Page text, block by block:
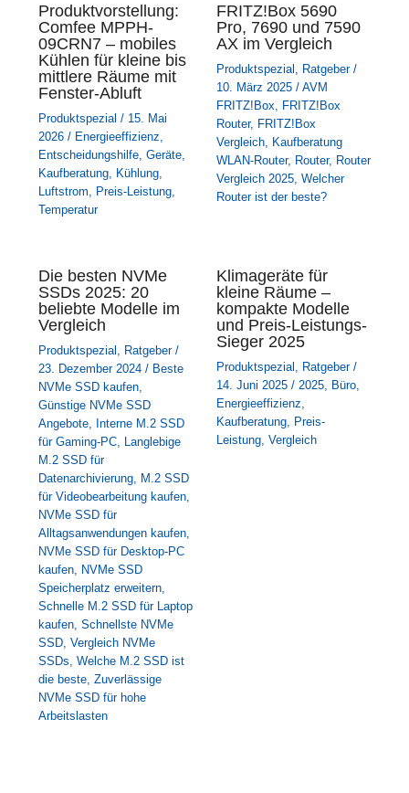
Produktvorstellung:
Comfee MPPH-
09CRN7 – mobiles
Kühlen für kleine bis
mittlere Räume mit
Fenster-Abluft
Produktspezial / 15. Mai
2026 / Energieeffizienz,
Entscheidungshilfe, Geräte,
Kaufberatung, Kühlung,
Luftstrom, Preis-Leistung,
Temperatur
FRITZ!Box 5690
Pro, 7690 und 7590
AX im Vergleich
Produktspezial , Ratgeber/
10. März 2025 / AVM
FRITZ!Box, FRITZ!Box
Router, FRITZ!Box
Vergleich, Kaufberatung
WLAN-Router, Router, Router
Vergleich 2025, Welcher
Router ist der beste?
Die besten NVMe
SSDs 2025: 20
beliebte Modelle im
Vergleich
Produktspezial Ratgeber/
23. Dezember 2024 / Beste
NVMe SSD kaufen,
Günstige NVMe SSD
Angebote,
Interne M.2 SSD
für Gaming-PC,
Langlebige
M.2 SSD für
Datenarchivierung,
M.2 SSD
für Videobearbeitung kaufen,
NVMe SSD für
Alltagsanwendungen kaufen,
NVMe SSD für Desktop-PC
kaufen,
NVMe SSD
Speicherplatz erweitern,
Schnelle M.2 SSD für Laptop
kaufen, Schnellste NVMe
SSD, Vergleich NVMe
SSDs Welche M.2 SSD ist
die beste, Zuverlässige
NVMe SSD für hohe
Arbeitslasten
Klimageräte für
kleine Räume –
kompakte Modelle
und Preis-Leistungs-
Sieger 2025
Produktspezial Ratgeber/
14. Juni 2025 / 2025, Büro,
Energieeffizienz
Kaufberatung,
Preis-
Leistung, Vergleich